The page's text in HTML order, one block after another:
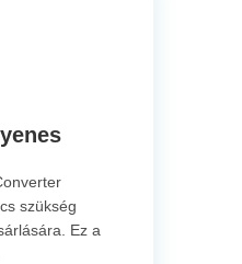
szükség
Ez a